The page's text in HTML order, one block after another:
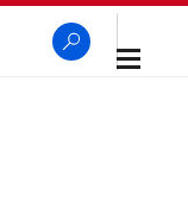
Avaa